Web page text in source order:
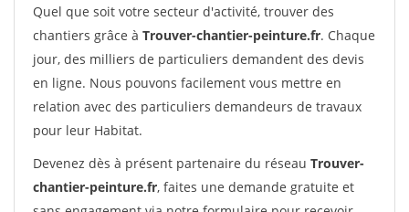
Quel que soit votre secteur d'activité, trouver des
chantiers grâce à Trouver-chantier-peinture.fr. Chaque
jour, des milliers de particuliers demandent des devis
en ligne. Nous pouvons facilement vous mettre en
relation avec des particuliers demandeurs de travaux
pour leur Habitat.
Devenez dès à présent partenaire du réseau Trouver-
chantier-peinture.fr, faites une demande gratuite et